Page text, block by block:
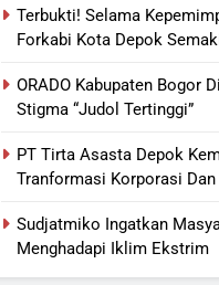
Terbukti! Selama
Forkabi Kota Depok
ORADO Kabupaten Bogor
Stigma “Judol Tertinggi”
PT Tirta Asasta Depok
Tranformasi Korporasi
Sudjatmiko Ingatkan
Menghadapi Iklim Ekstrim